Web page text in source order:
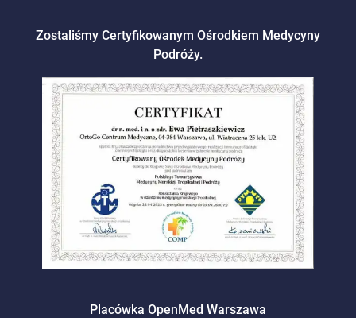
Zostaliśmy Certyfikowanym Ośrodkiem Medycyny
Podróży.
Placówka OpenMed Warszawa